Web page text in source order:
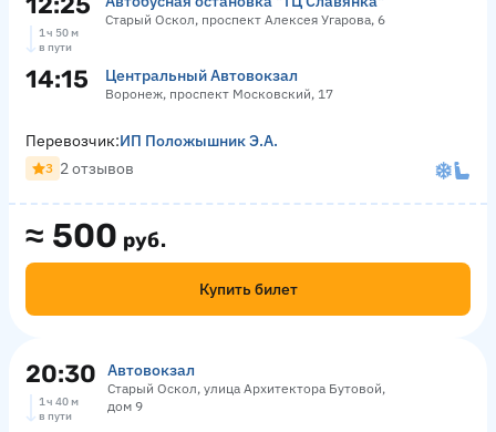
Старый Оскол, проспект Алексея Угарова, 6
1 ч 50 м
в пути
14:15 Центральный Автовокзал
Воронеж, проспект Московский, 17
≈ 500 руб.
Купить билет
Перевозчик:ИП Положышник Э.А.
3 2 отзывов
20:30 Автовокзал
Старый Оскол, улица Архитектора Бутовой,
дом 9
1 ч 40 м
в пути